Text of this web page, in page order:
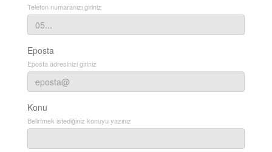
Telefon numaranızı giriniz
Eposta
Eposta adresinizi giriniz
Konu
Belirtmek istediğiniz konuyu yazınız